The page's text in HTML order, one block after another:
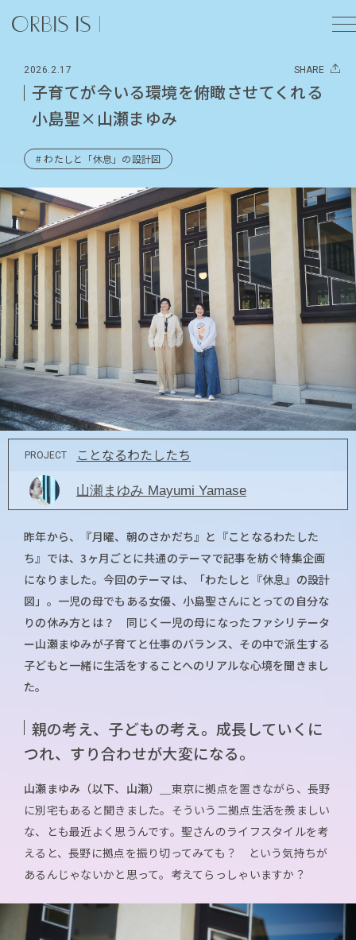
2026.2.17 SHARE
子育てが今いる環境を俯瞰させてくれる
小島聖×山瀬まゆみ
# わたしと「休息」の設計図
PROJECT ことなるわたしたち
山瀬まゆみ Mayumi Yamase
昨年から、『月曜、朝のさかだち』と『ことなるわたした
ち』では、3ヶ月ごとに共通のテーマで記事を紡ぐ特集企画
になりました。今回のテーマは、「わたしと『休息』の設計
図」。一児の母でもある女優、小島聖さんにとっての自分な
りの休み方とは？ 同じく一児の母になったファシリテータ
ー山瀬まゆみが子育てと仕事のバランス、その中で派生する
子どもと一緒に生活をすることへのリアルな心境を聞きまし
た。
親の考え、子どもの考え。成長していくに
つれ、すり合わせが大変になる。
山瀬まゆみ（以下、山瀬）＿ 東京に拠点を置きながら、長野
に別宅もあると聞きました。そういう二拠点生活を羨ましい
な、とも最近よく思うんです。聖さんのライフスタイルを考
えると、長野に拠点を振り切ってみても？ という気持ちが
あるんじゃないかと思って。考えてらっしゃいますか？